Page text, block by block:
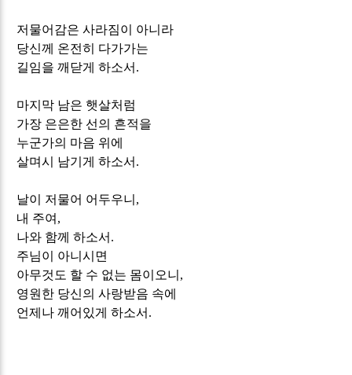
저물어감은 사라짐이 아니라
당신께 온전히 다가가는
길임을 깨닫게 하소서 .
마지막 남은 햇살처럼
가장 은은한 선의 흔적을
누군가의 마음 위에
살며시 남기게 하소서 .
날이 저물어 어두우니 ,
내 주여 ,
나와 함께 하소서 .
주님이 아니시면
아무것도 할 수 없는 몸이오니 ,
영원한 당신의 사랑받음 속에
언제나 깨어있게 하소서 .